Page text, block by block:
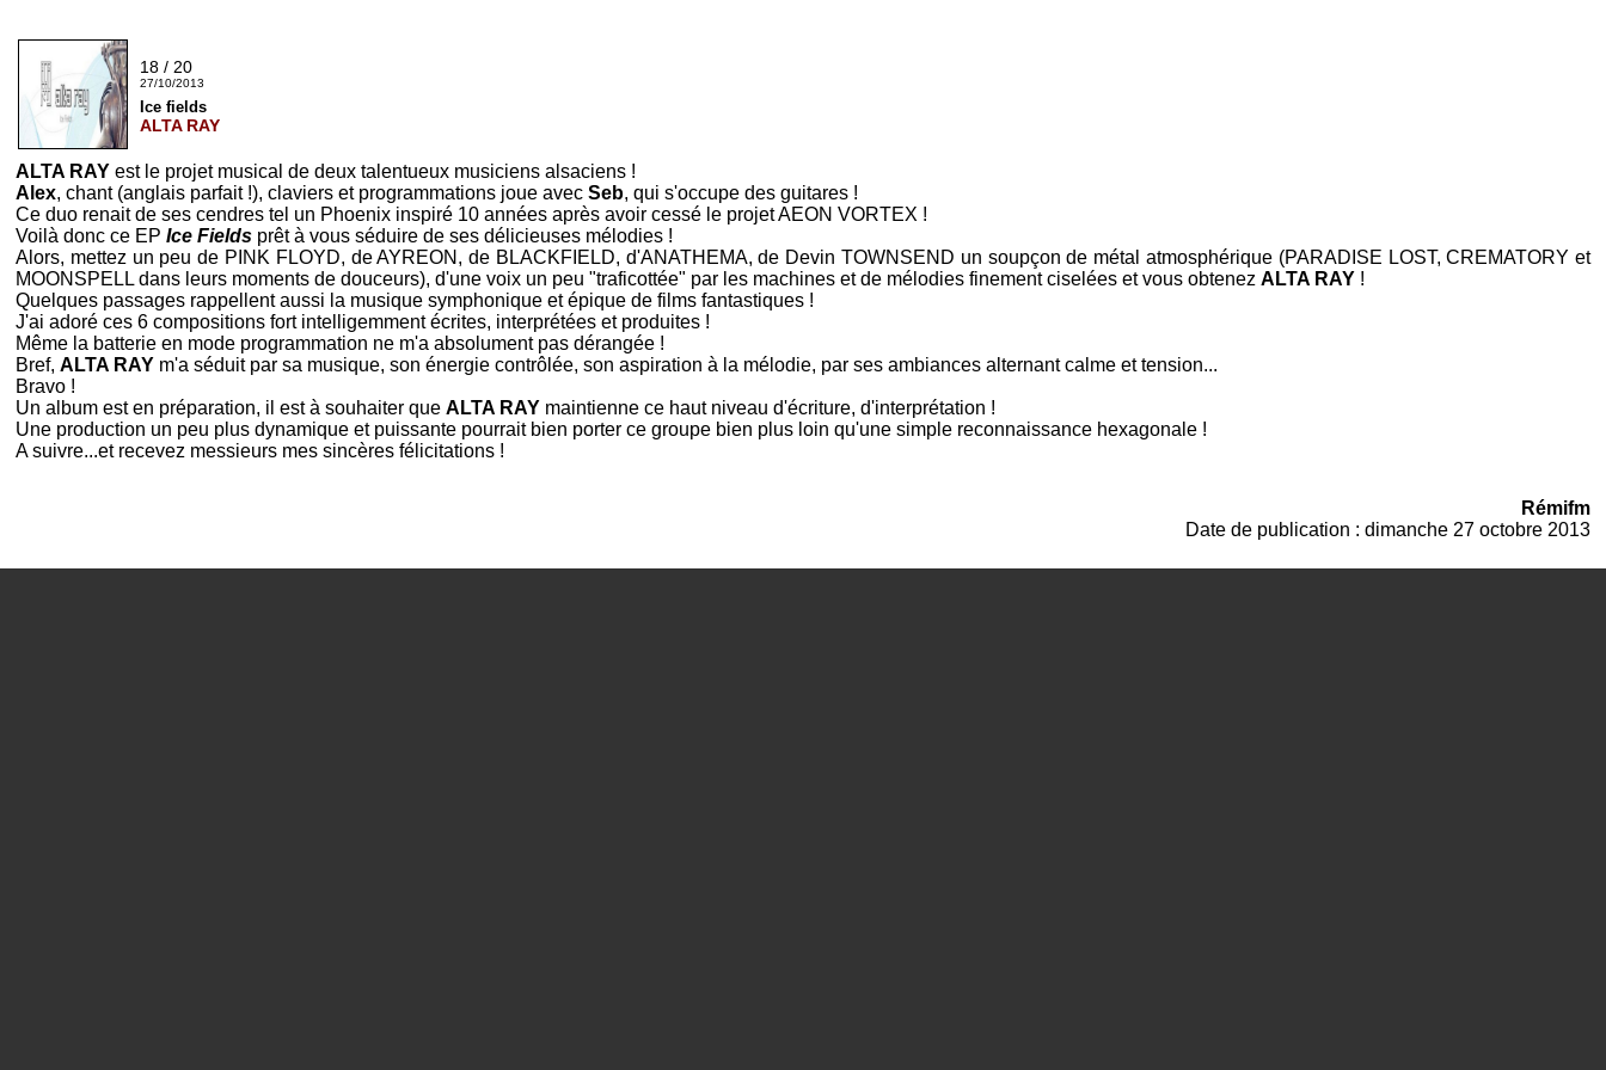
18 / 20
27/10/2013
Ice fields
ALTA RAY
ALTA RAY est le projet musical de deux talentueux musiciens alsaciens !
Alex, chant (anglais parfait !), claviers et programmations joue avec Seb, qui s'occupe des guitares !
Ce duo renait de ses cendres tel un Phoenix inspiré 10 années après avoir cessé le projetAEON VORTEX !
Voilà donc ce EP Ice Fields prêt à vous séduire de ses délicieuses mélodies !
Alors, mettez un peu de PINK FLOYD, deAYREON , de BLACKFIELD, d'ANATHEMA, de Devin TOWNSEND un soupçon de métal atmosphérique (PARADISE LOST,CREMATORYet
MOONSPELL dans leurs moments de douceurs), d'une voix un peu "traficottée" par les machines et de mélodies finement ciselées et vous obtenez ALTA RAY !
Quelques passages rappellent aussi la musique symphonique et épique de films fantastiques !
J'ai adoré ces 6 compositions fort intelligemment écrites, interprétées et produites !
Même la batterie en mode programmation ne m'a absolument pas dérangée !
Bref, ALTA RAY m'a séduit par sa musique, son énergie contrôlée, son aspiration à la mélodie, par ses ambiances alternant calme et tension...
Bravo !
Un album est en préparation, il est à souhaiter que ALTA RAY maintienne ce haut niveau d'écriture, d'interprétation !
Une production un peu plus dynamique et puissante pourrait bien porter ce groupe bien plus loin qu'une simple reconnaissance hexagonale !
A suivre...et recevez messieurs mes sincères félicitations !
Rémifm
Date de publication : dimanche 27 octobre 2013